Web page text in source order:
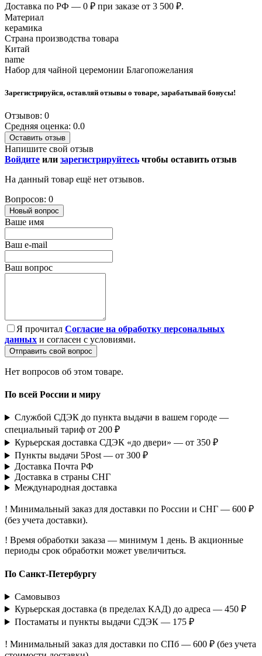
Доставка по РФ — 0 ₽ при заказе от 3 500 ₽.
Материал
керамика
Страна производства товара
Китай
name
Набор для чайной церемонии Благопожелания
Зарегистрируйся, оставляй отзывы о товаре, зарабатывай бонусы!
Отзывов: 0
Средняя оценка: 0.0
Оставить отзыв
Напишите свой отзыв
Войдите или зарегистрируйтесь чтобы оставить отзыв
На данный товар ещё нет отзывов.
Вопросов: 0
Новый вопрос
Ваше имя
Ваш e-mail
Ваш вопрос
Я прочитал Согласие на обработку персональных
данных и согласен с условиями.
Отправить свой вопрос
Нет вопросов об этом товаре.
По всей России и миру
Службой СДЭК до пункта выдачи в вашем городе —
специальный тариф от 200 ₽
Курьерская доставка СДЭК «до двери» — от 350 ₽
Пункты выдачи 5Post — от 300 ₽
Доставка Почта РФ
Доставка в страны СНГ
Международная доставка
! Минимальный заказ для доставки по России и СНГ — 600 ₽
(без учета доставки).
! Время обработки заказа — минимум 1 день. В акционные
периоды срок обработки может увеличиться.
По Санкт-Петербургу
Самовывоз
Курьерская доставка (в пределах КАД) до адреса — 450 ₽
Постаматы и пункты выдачи СДЭК — 175 ₽
! Минимальный заказ для доставки по СПб — 600 ₽ (без учета